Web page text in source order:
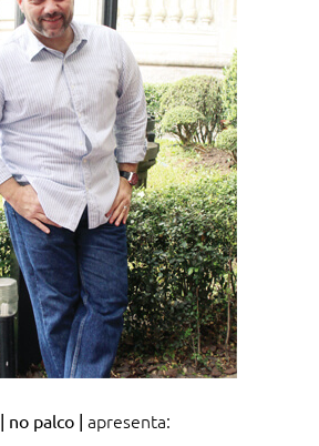
| no palco | apresenta: